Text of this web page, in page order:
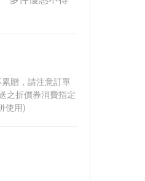
贈，請注意訂單
之折價券消費指定
使用)